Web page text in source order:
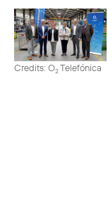
Credits: O2Telefónica